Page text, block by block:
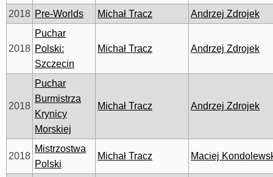
2018 Pre-Worlds Michał Tracz Andrzej Zdrojek
2018
Puchar
Polski:
Szczecin
Michał Tracz Andrzej Zdrojek
2018
Puchar
Burmistrza
Krynicy
Morskiej
Michał Tracz Andrzej Zdrojek
2018
Mistrzostwa
Polski
Michał Tracz Maciej